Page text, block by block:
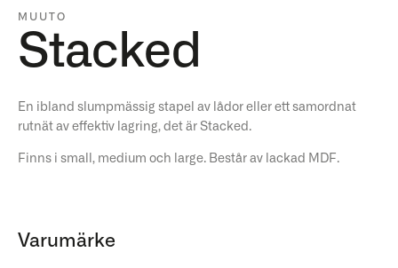
MUUTO
Stacked
En ibland slumpmässig stapel av lådor eller ett samordnat
rutnät av effektiv lagring, det är Stacked.
Finns i small, medium och large. Består av lackad MDF.
Varumärke